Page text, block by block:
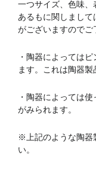
一つサイズ、色味
あるもに関しまし
がございますのでご
・陶器によっては
ます。これは陶器製
・陶器によっては
がみられます。
※上記のような陶器
い。